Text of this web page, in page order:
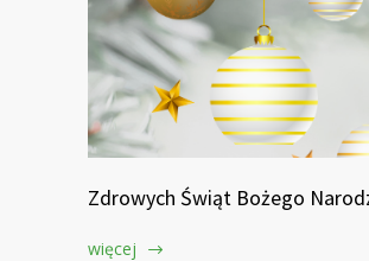
Zdrowych Świąt Bożego
więcej